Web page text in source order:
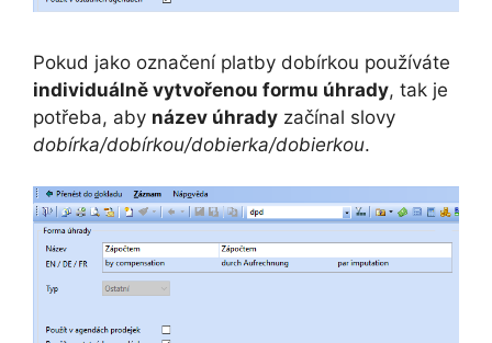
Pokud jako označení platby dobírkou používáte
individuálně vytvořenou formu úhrady, tak je
potřeba, aby název úhrady začínal slovy
dobírka/dobírkou/dobierka/dobierkou.